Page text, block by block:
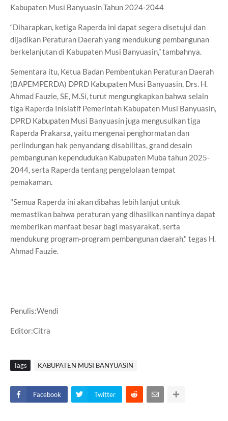
Kabupaten Musi Banyuasin Tahun 2024-2044
“Diharapkan, ketiga Raperda ini dapat segera disetujui dan
dijadikan Peraturan Daerah yang mendukung pembangunan
berkelanjutan di Kabupaten Musi Banyuasin,” tambahnya.
Sementara itu, Ketua Badan Pembentukan Peraturan Daerah
(BAPEMPERDA) DPRD Kabupaten Musi Banyuasin, Drs. H.
Ahmad Fauzie, SE, M.Si, turut mengungkapkan bahwa selain
tiga Raperda Inisiatif Pemerintah Kabupaten Musi Banyuasin,
DPRD Kabupaten Musi Banyuasin juga mengusulkan tiga
Raperda Prakarsa, yaitu mengenai penghormatan dan
perlindungan hak penyandang disabilitas, grand desain
pembangunan kependudukan Kabupaten Muba tahun 2025-
2044, serta Raperda tentang pengelolaan tempat
pemakaman.
"Semua Raperda ini akan dibahas lebih lanjut untuk
memastikan bahwa peraturan yang dihasilkan nantinya dapat
memberikan manfaat besar bagi masyarakat, serta
mendukung program-program pembangunan daerah," tegas H.
Ahmad Fauzie.
Penulis:Wendi
Editor:Citra
Tags KABUPATEN MUSI BANYUASIN
Facebook Twitter